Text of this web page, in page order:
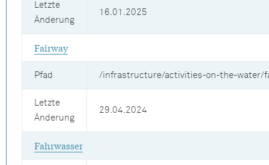
Letzte
Änderung
16.01.2025
Fairway
Pfad /infrastructure/activities-on-the-water/
Letzte
Änderung
29.04.2024
Fahrwasser